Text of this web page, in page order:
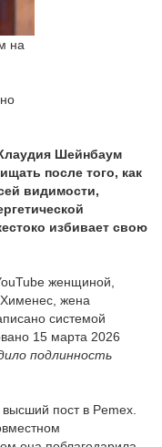
на
Шейнбаум
после того, как
видимости,
избивает свою
женщиной,
жена
системой
15 марта 2026
подлинность
пост в Pemex.